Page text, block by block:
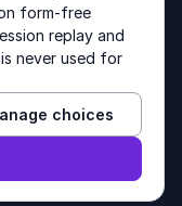
MentalNote
を保有しています。
form-free
replay and
never used for
choices